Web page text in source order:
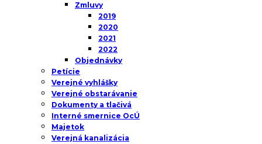
Zmluvy
2019
2020
2021
2022
Objednávky
Petície
Verejné vyhlášky
Verejné obstarávanie
Dokumenty a tlačivá
Interné smernice OcÚ
Majetok
Verejná kanalizácia